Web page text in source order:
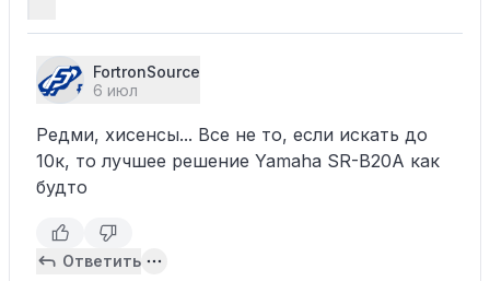
FortronSource
6 июл
Редми, хисенсы... Все не то, если искать до
10к, то лучшее решение Yamaha SR-B20A как
будто
Ответить